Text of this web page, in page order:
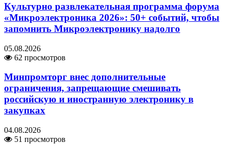
Культурно развлекательная программа форума
«Микроэлектроника 2026»: 50+ событий, чтобы
запомнить Микроэлектронику надолго
05.08.2026
62 просмотров
Минпромторг внес дополнительные
ограничения, запрещающие смешивать
российскую и иностранную электронику в
закупках
04.08.2026
51 просмотров